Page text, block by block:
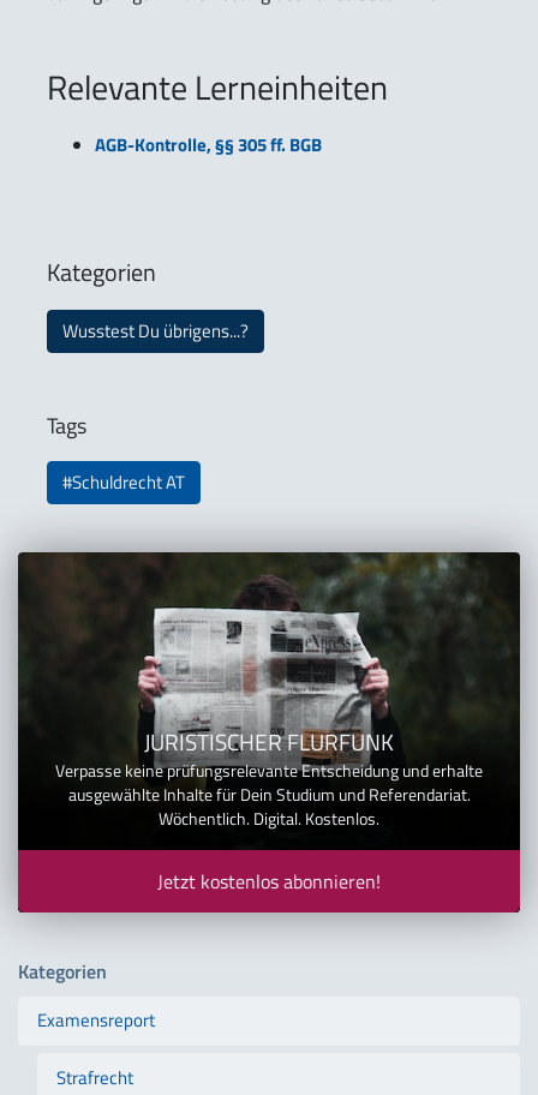
Relevante Lerneinheiten
AGB-Kontrolle, §§ 305 ff. BGB
Kategorien
Wusstest Du übrigens...?
Tags
#Schuldrecht AT
JURISTISCHER FLURFUNK
Verpasse keine prüfungsrelevante Entscheidung und erhalte
ausgewählte Inhalte für Dein Studium und Referendariat.
Wöchentlich. Digital. Kostenlos.
Jetzt kostenlos abonnieren!
Kategorien
Examensreport
Strafrecht